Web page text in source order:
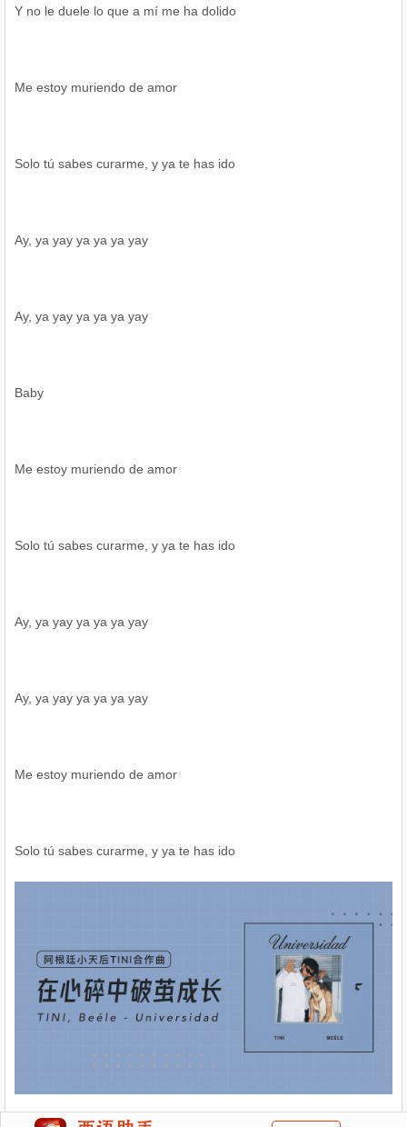
Y no le duele lo que a mí me ha dolido
Me estoy muriendo de amor
Solo tú sabes curarme, y ya te has ido
Ay, ya yay ya ya ya yay
Ay, ya yay ya ya ya yay
Baby
Me estoy muriendo de amor
Solo tú sabes curarme, y ya te has ido
Ay, ya yay ya ya ya yay
Ay, ya yay ya ya ya yay
Me estoy muriendo de amor
Solo tú sabes curarme, y ya te has ido